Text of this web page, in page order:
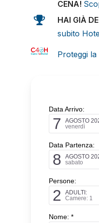
CENA!
HAI GIÀ
subito
Proteggi